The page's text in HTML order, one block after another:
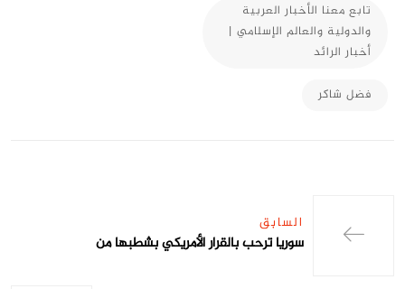
تابع معنا الأخبار العربية
والدولية والعالم الإسلامي |
أخبار الرائد
فضل شاكر
السابق
سوريا ترحب بالقرار الأمريكي بشطبها من